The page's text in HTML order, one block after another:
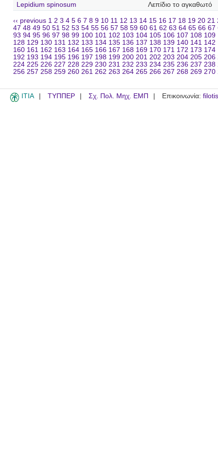
Lepidium spinosum
Λεπίδιο το αγκαθωτό
‹‹ previous 1 2 3 4 5 6 7 8 9 10 11 12 13 14 15 16 17 18 19 20 21
47 48 49 50 51 52 53 54 55 56 57 58 59 60 61 62 63 64 65 66 67
93 94 95 96 97 98 99 100 101 102 103 104 105 106 107 108 109
128 129 130 131 132 133 134 135 136 137 138 139 140 141 142
160 161 162 163 164 165 166 167 168 169 170 171 172 173 174
192 193 194 195 196 197 198 199 200 201 202 203 204 205 206
224 225 226 227 228 229 230 231 232 233 234 235 236 237 238
256 257 258 259 260 261 262 263 264 265 266 267 268 269 270
ITIA ΤΥΠΠΕΡ Σχ. Πολ. Μηχ. ΕΜΠ Επικοινωνία: